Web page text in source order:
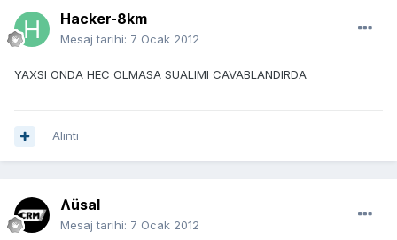
Hacker-8km
Mesaj tarihi: 7 Ocak 2012
YAXSI ONDA HEC OLMASA SUALIMI CAVABLANDIRDA
Alıntı
Ʌüsal
Mesaj tarihi: 7 Ocak 2012